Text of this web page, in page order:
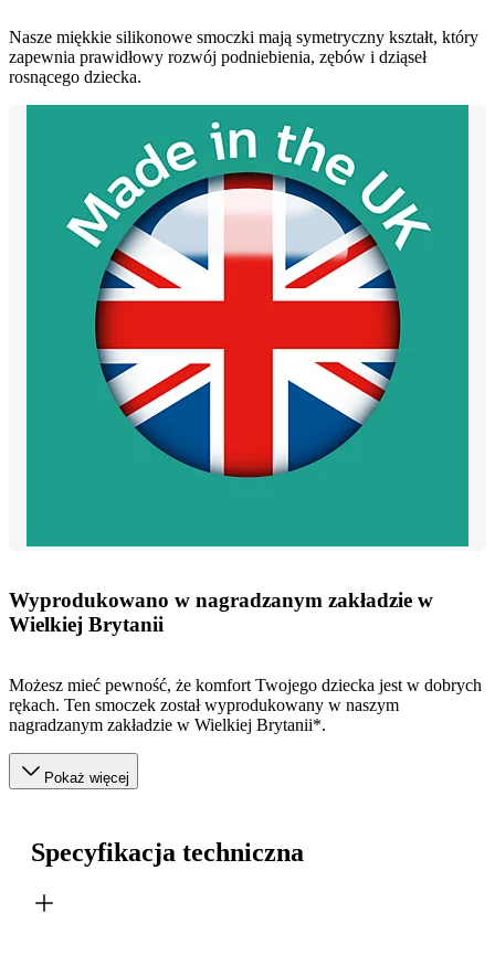
Nasze miękkie silikonowe smoczki mają symetryczny kształt, który
zapewnia prawidłowy rozwój podniebienia, zębów i dziąseł
rosnącego dziecka.
Wyprodukowano w nagradzanym zakładzie w
Wielkiej Brytanii
Możesz mieć pewność, że komfort Twojego dziecka jest w dobrych
rękach. Ten smoczek został wyprodukowany w naszym
nagradzanym zakładzie w Wielkiej Brytanii*.
Pokaż więcej
Specyfikacja techniczna